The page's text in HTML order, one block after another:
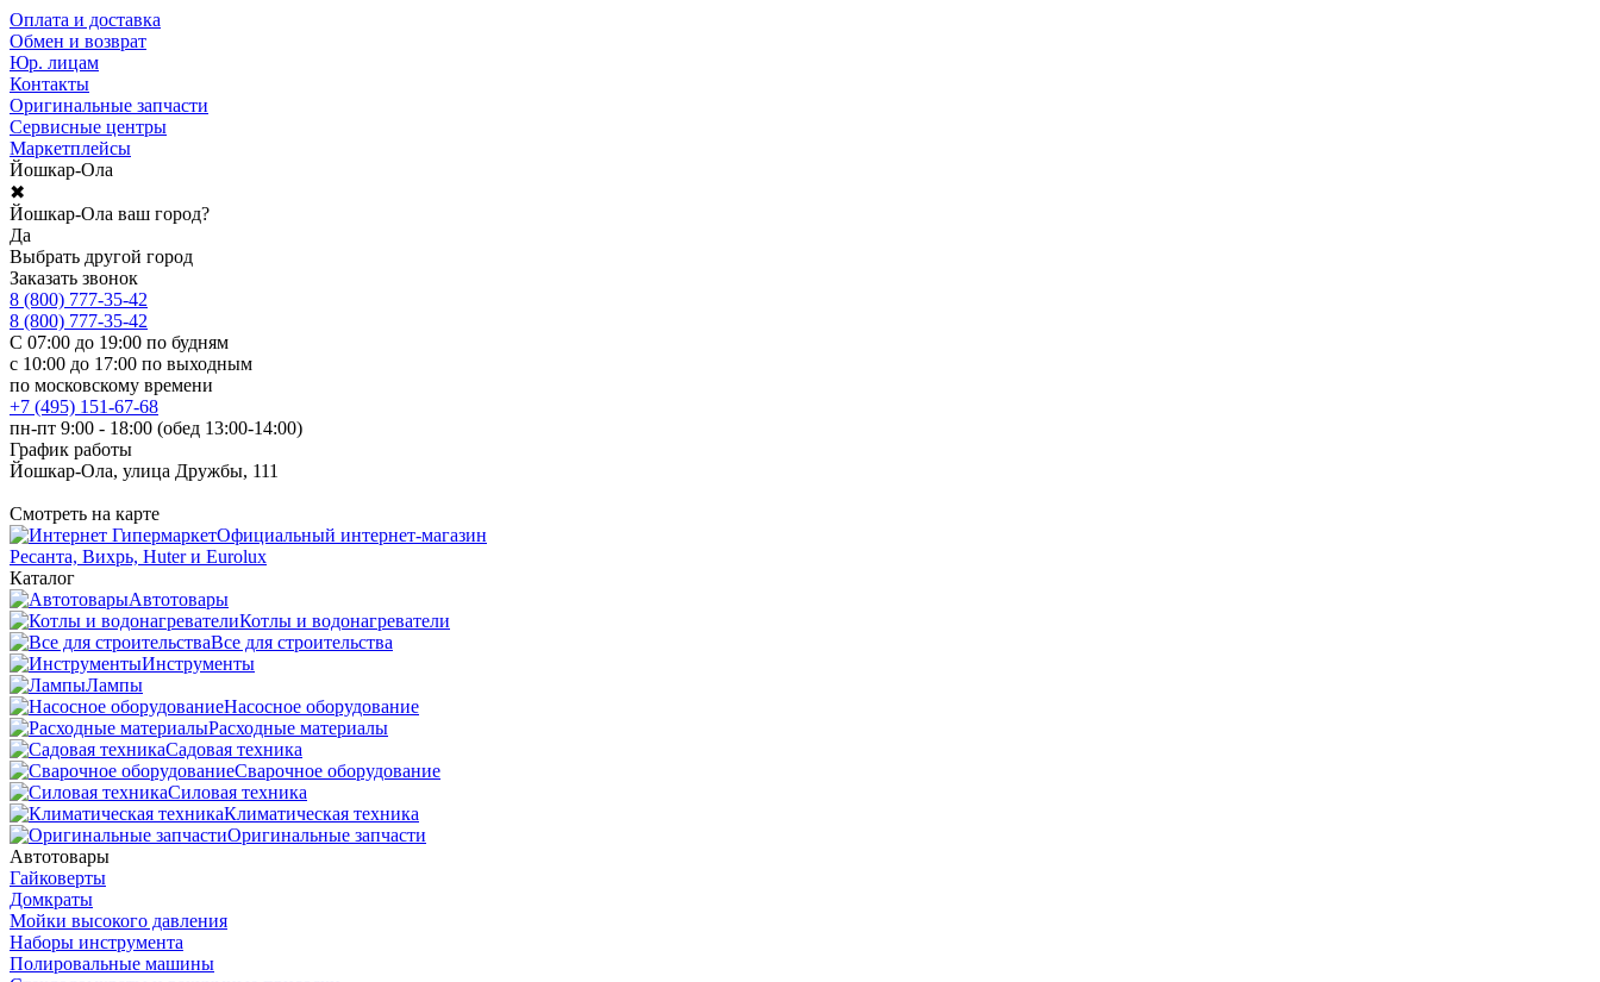
Оплата и доставка
Обмен и возврат
Юр. лицам
Контакты
Оригинальные запчасти
Сервисные центры
Маркетплейсы
Йошкар-Ола
✖
Йошкар-Ола ваш город?
Да
Выбрать другой город
Заказать звонок
8 (800) 777-35-42
8 (800) 777-35-42
С 07:00 до 19:00 по будням
с 10:00 до 17:00 по выходным
по московскому времени
+7 (495) 151-67-68
пн-пт 9:00 - 18:00 (обед 13:00-14:00)
График работы
Йошкар-Ола, улица Дружбы, 111
Смотреть на карте
Официальный интернет-магазин
Ресанта, Вихрь, Huter и Eurolux
Каталог
Автотовары
Котлы и водонагреватели
Все для строительства
Инструменты
Лампы
Насосное оборудование
Расходные материалы
Садовая техника
Сварочное оборудование
Силовая техника
Климатическая техника
Оригинальные запчасти
Автотовары
Гайковерты
Домкраты
Мойки высокого давления
Наборы инструмента
Полировальные машины